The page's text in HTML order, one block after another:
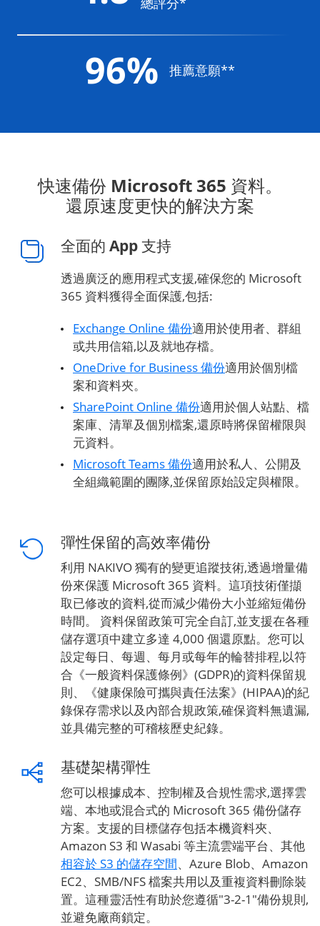
96% 推薦意願**
快速備份 Microsoft 365 資料。
還原速度更快的解決方案
全面的 App 支持
透過廣泛的應用程式支援,確保您的 Microsoft
365 資料獲得全面保護,包括:
Exchange Online 備份適用於使用者、群組
或共用信箱,以及就地存檔。
OneDrive for Business 備份適用於個別檔
案和資料夾。
SharePoint Online 備份適用於個人站點、檔
案庫、清單及個別檔案,還原時將保留權限與
元資料。
Microsoft Teams 備份適用於私人、公開及
全組織範圍的團隊,並保留原始設定與權限。
彈性保留的高效率備份
利用 NAKIVO 獨有的變更追蹤技術,透過增量備
份來保護 Microsoft 365 資料。這項技術僅擷
取已修改的資料,從而減少備份大小並縮短備份
時間。 資料保留政策可完全自訂,並支援在各種
儲存選項中建立多達 4,000 個還原點。您可以
設定每日、每週、每月或每年的輪替排程,以符
合《一般資料保護條例》(GDPR)的資料保留規
則、《健康保險可攜與責任法案》(HIPAA)的紀
錄保存需求以及內部合規政策,確保資料無遺漏,
並具備完整的可稽核歷史紀錄。
基礎架構彈性
您可以根據成本、控制權及合規性需求,選擇雲
端、本地或混合式的 Microsoft 365 備份儲存
方案。支援的目標儲存包括本機資料夾、
Amazon S3 和 Wasabi 等主流雲端平台、其他
相容於 S3 的儲存空間、Azure Blob、Amazon
EC2、SMB/NFS 檔案共用以及重複資料刪除裝
置。這種靈活性有助於您遵循"3-2-1"備份規則,
並避免廠商鎖定。